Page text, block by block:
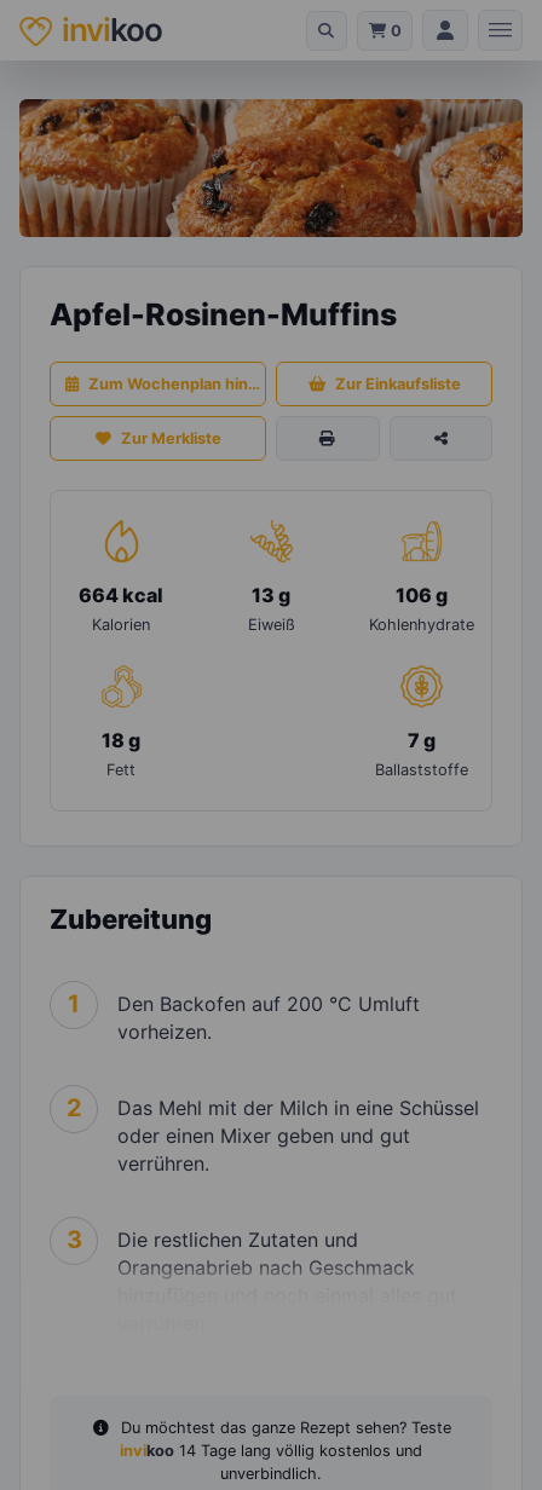
invikoo 0
Apfel-Rosinen-Muffins
Zum Wochenplan hinzufügen Zur Einkaufsliste
Zur Merkliste
664 kcal
Kalorien
13 g
Eiweiß
106 g
Kohlenhydrate
18 g
Fett
7 g
Ballaststoffe
Zubereitung
1
Den Backofen auf 200 °C Umluft
vorheizen.
2
Das Mehl mit der Milch in eine Schüssel
oder einen Mixer geben und gut
verrühren.
3
Die restlichen Zutaten und
Orangenabrieb nach Geschmack
Du möchtest das ganze Rezept sehen? Teste
invikoo 14 Tage lang völlig kostenlos und
unverbindlich.